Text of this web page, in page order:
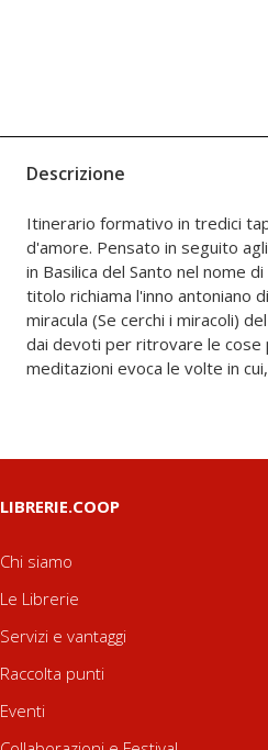
Descrizione
Itinerario formativo in tredici
d'amore. Pensato in seguito
in Basilica del Santo nel nome
titolo richiama l'inno antoniano
miracula (Se cerchi i miracoli)
dai devoti per ritrovare le cose
meditazioni evoca le volte in
tale preghiera va recitata
per cogliere il senso
opportunità recuperando e
profondamente umano della
amare/amore al tu dell'incontro
LIBRERIE.COOP
Chi siamo
Le Librerie
Servizi e vantaggi
Raccolta punti
Eventi